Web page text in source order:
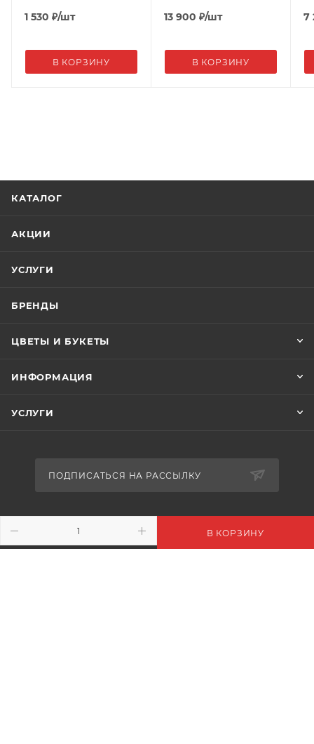
В КОРЗИНУ
1 530 ₽/шт
В КОРЗИНУ
13 900 ₽/шт
В КОРЗИНУ
7
КАТАЛОГ
АКЦИИ
УСЛУГИ
БРЕНДЫ
ЦВЕТЫ И БУКЕТЫ
ИНФОРМАЦИЯ
УСЛУГИ
ПОДПИСАТЬСЯ НА РАССЫЛКУ
+7 (916) 410-02-70
info@floralmile.ru